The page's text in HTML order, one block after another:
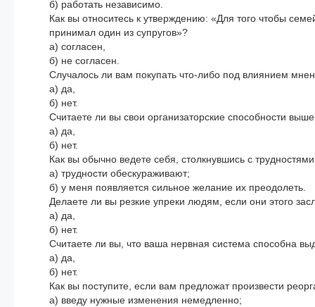
б) работать независимо.
Как вы относитесь к утверждению: «Для того чтобы
принимал один из супругов»?
а) согласен,
б) не согласен.
Случалось ли вам покупать что-либо под влиянием
а) да,
б) нет.
Считаете ли вы свои организаторские способности
а) да,
б) нет.
Как вы обычно ведете себя, столкнувшись с
а) трудности обескураживают;
б) у меня появляется сильное желание их преодолеть.
Делаете ли вы резкие упреки людям, если они этого
а) да,
б) нет.
Считаете ли вы, что ваша нервная система способна
а) да,
б) нет.
Как вы поступите, если вам предложат произвести
а) введу нужные изменения немедленно;